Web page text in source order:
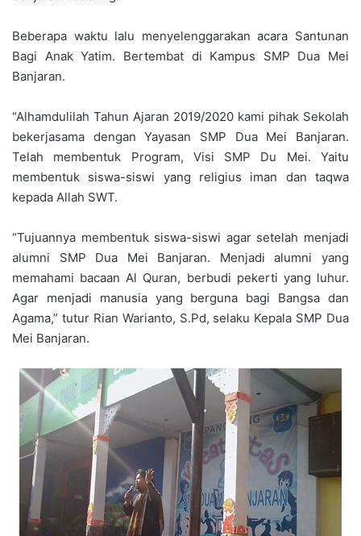
Beberapa waktu lalu menyelenggarakan acara Santunan
Bagi Anak Yatim. Bertembat di Kampus SMP Dua Mei
Banjaran.
“Alhamdulilah Tahun Ajaran 2019/2020 kami pihak Sekolah
bekerjasama dengan Yayasan SMP Dua Mei Banjaran.
Telah membentuk Program, Visi SMP Du Mei. Yaitu
membentuk siswa-siswi yang religius iman dan taqwa
kepada Allah SWT.
“Tujuannya membentuk siswa-siswi agar setelah menjadi
alumni SMP Dua Mei Banjaran. Menjadi alumni yang
memahami bacaan Al Quran, berbudi pekerti yang luhur.
Agar menjadi manusia yang berguna bagi Bangsa dan
Agama,” tutur Rian Warianto, S.Pd, selaku Kepala SMP Dua
Mei Banjaran.